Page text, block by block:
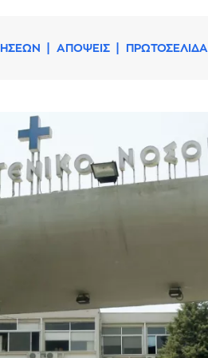
ΑΠΟΨΕΙΣ ΠΡΩΤΟΣΕΛΙΔΑ